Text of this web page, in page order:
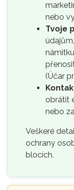
nebo
Tvoje
(Účar
obrátit
nebo
Veškeré
ochrany
blocích.